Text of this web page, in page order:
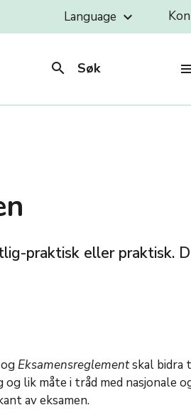
Language keyboard_arrow_down
search Søk
praktisk eller praktisk.
og Eksamensreglementskal bidra
lik måte i tråd med nasjonale
av eksamen.